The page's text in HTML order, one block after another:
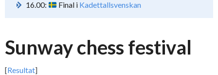
16.00:
Final i Kadettallsvenskan
Sunway chess festival
[Resultat]